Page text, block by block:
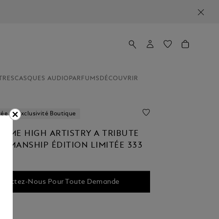
CASQUES AUDIO PARFUMS DÉCOUVRIR
Exclusivité Boutique
HIGH ARTISTRY A TRIBUTE
ÉDITION LIMITÉE 333
Nous Pour Toute Demande